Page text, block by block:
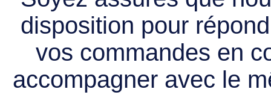
disposition pour
vos commandes en
accompagner avec le